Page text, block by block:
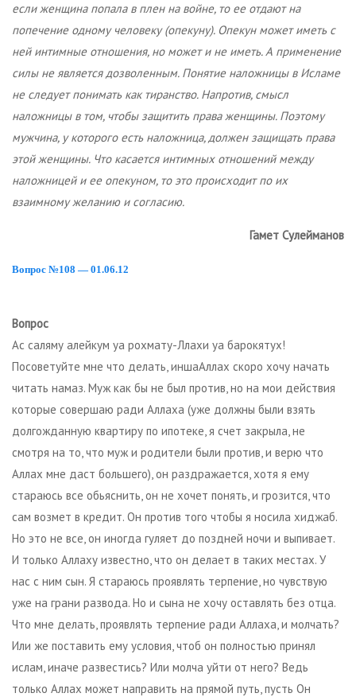
если женщина попала в плен на войне, то ее отдают на
попечение одному человеку (опекуну). Опекун может иметь с
ней интимные отношения, но может и не иметь. А применение
силы не является дозволенным. Понятие наложницы в Исламе
не следует понимать как тиранство. Напротив, смысл
наложницы в том, чтобы защитить права женщины. Поэтому
мужчина, у которого есть наложница, должен защищать права
этой женщины. Что касается интимных отношений между
наложницей и ее опекуном, то это происходит по их
взаимному желанию и согласию.
Гамет Сулейманов
Вопрос №108 — 01.06.12
Вопрос
Ас саляму алейкум уа рохмату-Ллахи уа барокятух!
Посоветуйте мне что делать, иншаАллах скоро хочу начать
читать намаз. Муж как бы не был против, но на мои действия
которые совершаю ради Аллаха (уже должны были взять
долгожданную квартиру по ипотеке, я счет закрыла, не
смотря на то, что муж и родители были против, и верю что
Аллах мне даст большего), он раздражается, хотя я ему
стараюсь все обьяснить, он не хочет понять, и грозится, что
сам возмет в кредит. Он против того чтобы я носила хиджаб.
Но это не все, он иногда гуляет до поздней ночи и выпивает.
И только Аллаху известно, что он делает в таких местах. У
нас с ним сын. Я стараюсь проявлять терпение, но чувствую
уже на грани развода. Но и сына не хочу оставлять без отца.
Что мне делать, проявлять терпение ради Аллаха, и молчать?
Или же поставить ему условия, чтоб он полностью принял
ислам, иначе развестись? Или молча уйти от него? Ведь
только Аллах может направить на прямой путь, пусть Он